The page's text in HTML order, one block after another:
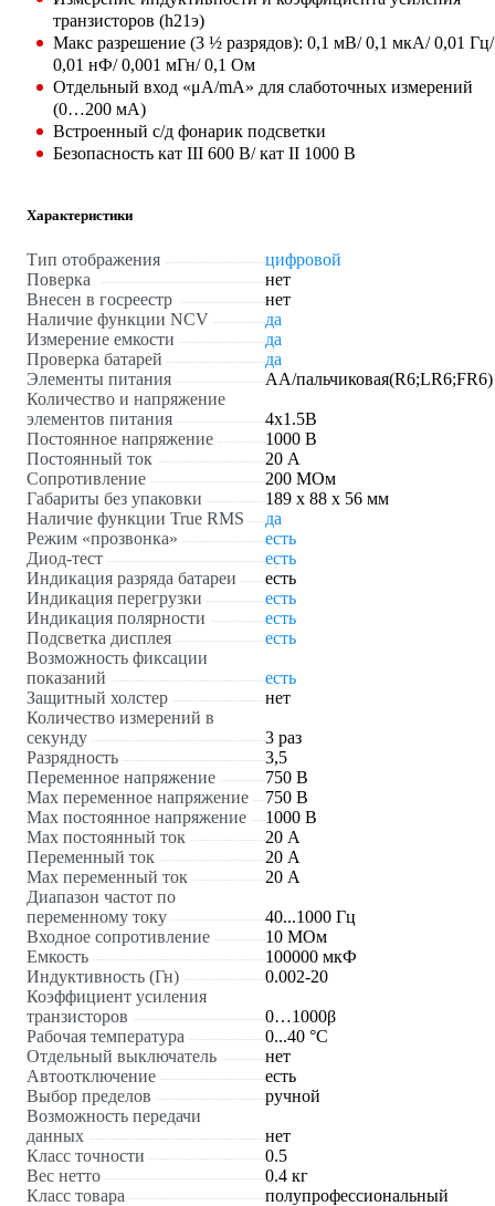
транзисторов (h21э)
Макс разрешение (3 ½ разрядов): 0,1 мВ/ 0,1 мкА/ 0,01 Гц/
0,01 нФ/ 0,001 мГн/ 0,1 Ом
Отдельный вход «μA/mA» для слаботочных измерений
(0…200 мА)
Встроенный с/д фонарик подсветки
Безопасность кат III 600 В/ кат II 1000 В
Характеристики
Тип отображения
цифровой
Поверка
нет
Внесен в госреестр
нет
Наличие функции NCV
да
Измерение емкости
да
Проверка батарей
да
Элементы питания
AA/пальчиковая(R6;LR6;FR6)
Количество и напряжение
элементов питания
4х1.5B
Постоянное напряжение
1000 В
Постоянный ток
20 А
Сопротивление
200 МОм
Габариты без упаковки
189 х 88 х 56 мм
Наличие функции True RMS
да
Режим «прозвонка»
есть
Диод-тест
есть
Индикация разряда батареи
есть
Индикация перегрузки
есть
Индикация полярности
есть
Подсветка дисплея
есть
Возможность фиксации
показаний
есть
Защитный холстер
нет
Количество измерений в
секунду
3 раз
Разрядность
3,5
Переменное напряжение
750 В
Max переменное напряжение
750 В
Max постоянное напряжение
1000 В
Max постоянный ток
20 А
Переменный ток
20 А
Max переменный ток
20 А
Диапазон частот по
переменному току
40...1000 Гц
Входное сопротивление
10 МОм
Емкость
100000 мкФ
Индуктивность (Гн)
0.002-20
Коэффициент усиления
транзисторов
0…1000β
Рабочая температура
0...40 °С
Отдельный выключатель
нет
Автоотключение
есть
Выбор пределов
ручной
Возможность передачи
данных
нет
Класс точности
0.5
Вес нетто
0.4 кг
Класс товара
полупрофессиональный